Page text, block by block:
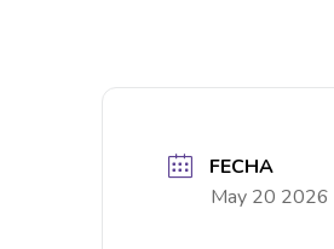
FECHA
May 20 2026